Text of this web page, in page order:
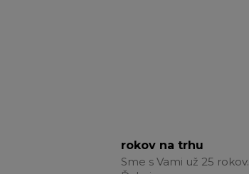
rokov na trhu
Sme s Vami už 25 rokov.